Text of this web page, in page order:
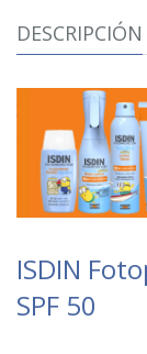
DESCRIPCIÓN
ISDIN
SPF 50